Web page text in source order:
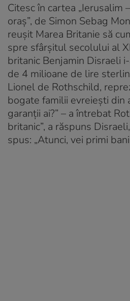
Citesc în cartea „Ierusalim
oraș”, de Simon Sebag
reușit Marea Britanie să
spre sfârșitul secolului al
britanic Benjamin Disraeli
de 4 milioane de lire
Lionel de Rothschild,
bogate familii evreiești din
garanții ai?” – a întrebat
britanic”, a răspuns
spus: „Atunci, vei primi